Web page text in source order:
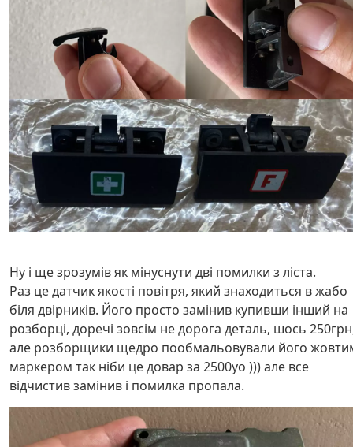
Ну і ще зрозумів як мінуснути дві помилки з ліста.
Раз це датчик якості повітря, який знаходиться в жабо
біля двірників. Його просто замінив купивши інший на
розборці, доречі зовсім не дорога деталь, шось
але розборщики щедро пообмальовували його
маркером так ніби це довар за 2500уо ))) але все
відчистив замінив і помилка пропала.